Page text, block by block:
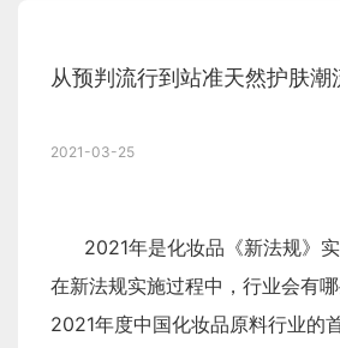
从预判流行到站准天然护肤潮
2021-03-25
2021年是化妆品《新法规》
在新法规实施过程中，行业会有
2021年度中国化妆品原料行业的